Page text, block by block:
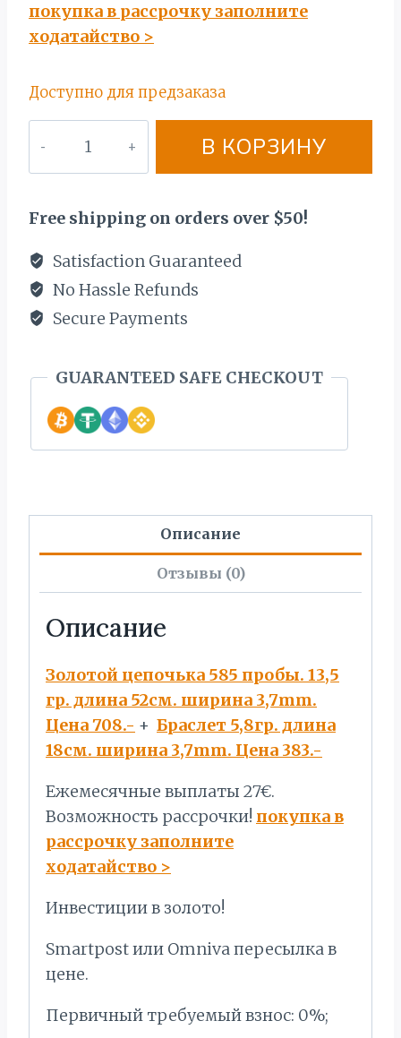
составляла2159,00 €.
покупка в рассрочку заполните
ходатайство >
Доступно для предзаказа
товара
ЦЕПОЧЬКА+БРАСЛЕТ
ПРОБЫ.
BЕС
19,3
ГР.
ВЫПЛАТЫ
27€
СПРОСИТЕ
В КОРЗИНУ
Free shipping on orders over $50!
Satisfaction Guaranteed
No Hassle Refunds
Secure Payments
GUARANTEED SAFE CHECKOUT
Описание
Отзывы (0)
Описание
Золотой цепочька 585 пробы. 13,5
гр. длина 52см. ширина 3,7mm.
Цена 708.- + Браслет 5,8гр. длина
18см. ширина 3,7mm. Цена 383.-
Ежемесячные выплаты 27€.
Bозможность рассрочки! покупка в
рассрочку заполните
ходатайство >
Инвестиции в золото!
Smartpost или Omniva пересылка в
цене.
Первичный требуемый взнос: 0%;